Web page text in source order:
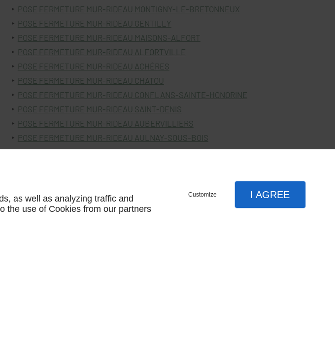
POSE FERMETURE MUR-RIDEAU MONTIGNY-LE-BRETONNEUX
POSE FERMETURE MUR-RIDEAU GENTILLY
POSE FERMETURE MUR-RIDEAU MAISONS-ALFORT
POSE FERMETURE MUR-RIDEAU ALFORTVILLE
POSE FERMETURE MUR-RIDEAU ACHÈRES
POSE FERMETURE MUR-RIDEAU CHATOU
POSE FERMETURE MUR-RIDEAU CONFLANS-SAINTE-HONORINE
POSE FERMETURE MUR-RIDEAU SAINT-DENIS
POSE FERMETURE MUR-RIDEAU AUBERVILLIERS
POSE FERMETURE MUR-RIDEAU AULNAY-SOUS-BOIS
as well as analyzing traffic and
the use of Cookies from our partners
Customize I AGREE